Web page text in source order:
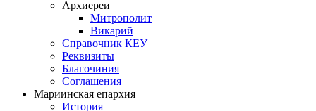
Архиереи
Митрополит
Викарий
Справочник КЕУ
Реквизиты
Благочиния
Соглашения
Мариинская епархия
История